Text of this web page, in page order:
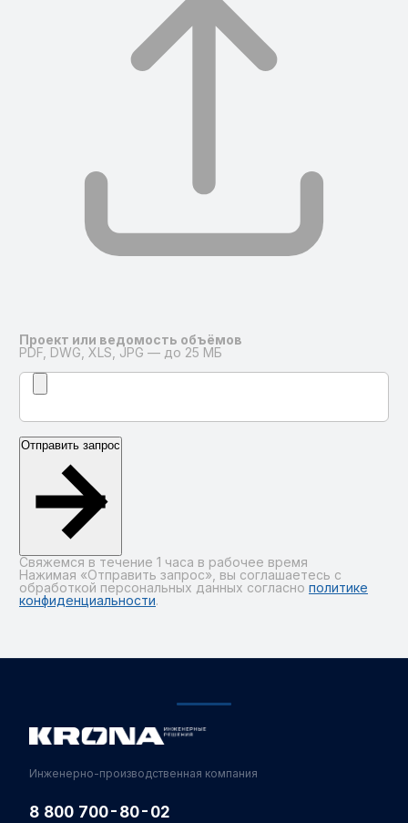
Проект или ведомость объёмов
PDF, DWG, XLS, JPG — до 25 МБ
Отправить запрос
Свяжемся в течение 1 часа в рабочее время
Нажимая «Отправить запрос», вы соглашаетесь с
обработкой персональных данных согласно политике
конфиденциальности.
Инженерно-производственная компания
8 800 700-80-02